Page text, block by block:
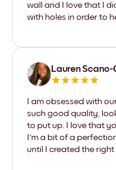
wall and I love that I
with holes in order to
Lauren Scano-
I am obsessed with
such good quality,
to put up. I love that
I'm a bit of a
until I created the